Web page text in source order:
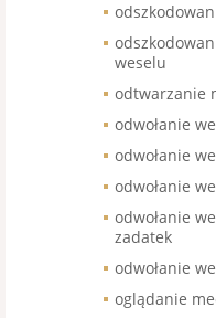
weselu
odtwarzanie
odwołanie
odwołanie
odwołanie
odwołanie
zadatek
odwołanie
oglądanie